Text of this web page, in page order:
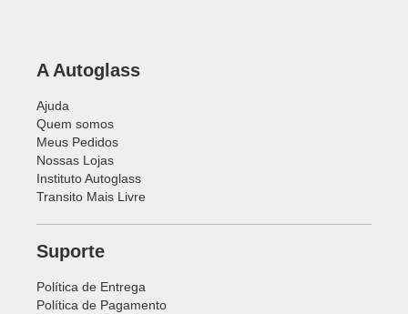
A Autoglass
Ajuda
Quem somos
Meus Pedidos
Nossas Lojas
Instituto Autoglass
Transito Mais Livre
Suporte
Política de Entrega
Política de Pagamento